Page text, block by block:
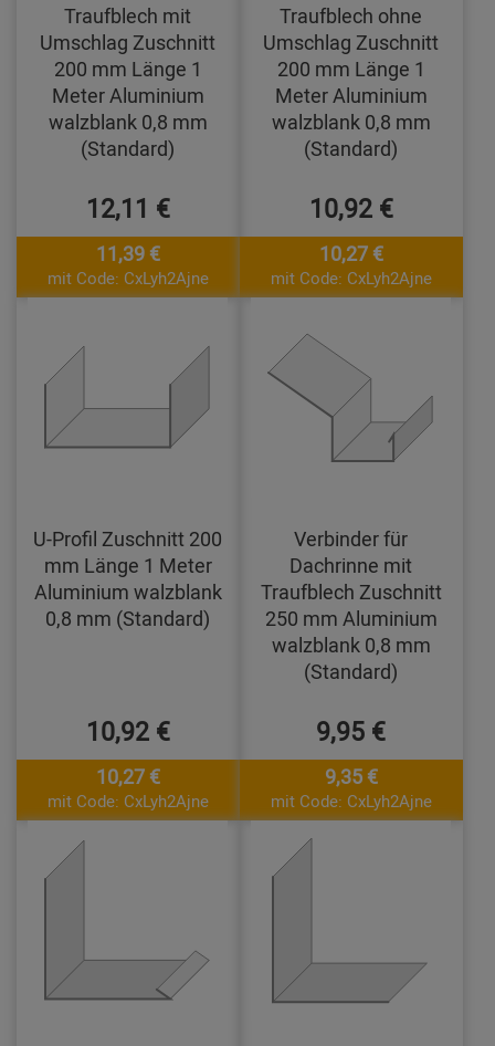
Traufblech mit
Umschlag Zuschnitt
200 mm Länge 1
Meter Aluminium
walzblank 0,8 mm
(Standard)
12,11 €
11,39 €
mit Code: CxLyh2Ajne
Traufblech ohne
Umschlag Zuschnitt
200 mm Länge 1
Meter Aluminium
walzblank 0,8 mm
(Standard)
10,92 €
10,27 €
mit Code: CxLyh2Ajne
U-Profil Zuschnitt 200
mm Länge 1 Meter
Aluminium walzblank
0,8 mm (Standard)
10,92 €
10,27 €
mit Code: CxLyh2Ajne
Verbinder für
Dachrinne mit
Traufblech Zuschnitt
250 mm Aluminium
walzblank 0,8 mm
(Standard)
9,95 €
9,35 €
mit Code: CxLyh2Ajne